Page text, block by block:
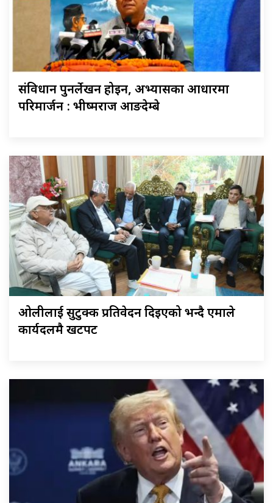
संविधान पुनर्लेखन होइन, अभ्यासका आधारमा
परिमार्जन : भीष्मराज आङदेम्बे
ओलीलाई सुटुक्क प्रतिवेदन दिइएको भन्दै एमाले
कार्यदलमै खटपट